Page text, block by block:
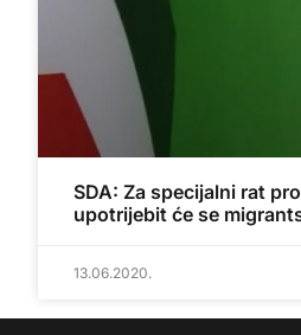
SDA: Za specijalni rat
upotrijebit će se
13.06.2020.